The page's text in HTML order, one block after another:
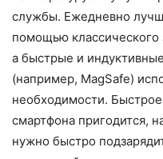
службы. Ежедневно
помощью классического
а быстрые и
(например, MagSafe)
необходимости.
смартфона пригодится,
нужно быстро